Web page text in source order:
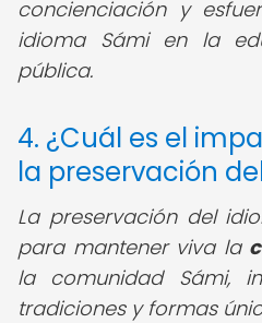
concienciación y
idioma Sámi en la
pública.
4. ¿Cuál es el
la preservación
La preservación del
para mantener viva la
la comunidad Sámi,
tradiciones y formas